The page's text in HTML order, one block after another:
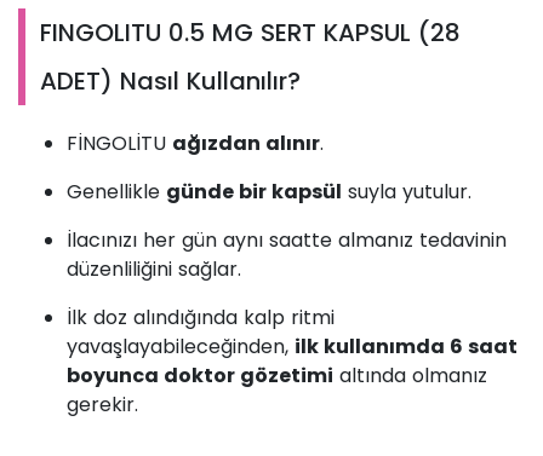
FINGOLITU 0.5 MG SERT KAPSUL (28
ADET) Nasıl Kullanılır?
FİNGOLİTU ağızdan alınır.
Genellikle günde bir kapsül suyla yutulur.
İlacınızı her gün aynı saatte almanız tedavinin
düzenliliğini sağlar.
İlk doz alındığında kalp ritmi
yavaşlayabileceğinden, ilk kullanımda 6 saat
boyunca doktor gözetimi altında olmanız
gerekir.